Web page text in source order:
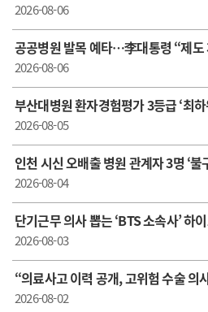
2026-08-06
공공병원 발목 예타…李대통령 “제도
2026-08-06
부산대병원 환자경험평가 3등급 ‘최하
2026-08-05
인천 시신 오배출 병원 관계자 3명 ‘불
2026-08-04
단기근무 의사 뽑는 ‘BTS 소속사’ 하
2026-08-03
“의료사고 이력 공개, 고위험 수술 의
2026-08-02